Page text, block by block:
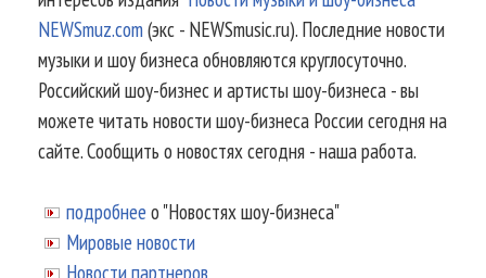
NEWSmuz.com(экс - NEWSmusic.ru). Последние новости
музыки и шоу бизнеса обновляются круглосуточно.
Российский шоу-бизнес и артисты шоу-бизнеса - вы
можете читать новости шоу-бизнеса России сегодня на
сайте. Сообщить о новостях сегодня - наша работа.
подробнее о "Новостях шоу-бизнеса"
Мировые новости
Новости партнеров